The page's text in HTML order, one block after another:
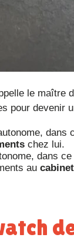
le maître
pour devenir
dans
chez lui.
dans
au